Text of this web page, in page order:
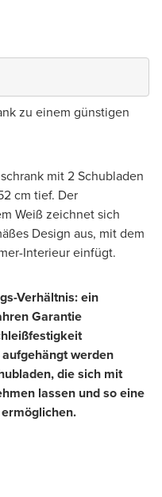
zu einem günstigen
mit 2 Schubladen
cm tief. Der
Weiß zeichnet sich
Design aus, mit dem
Interieur einfügt.
Verhältnis: ein
Garantie
werden
die sich mit
lassen und so eine